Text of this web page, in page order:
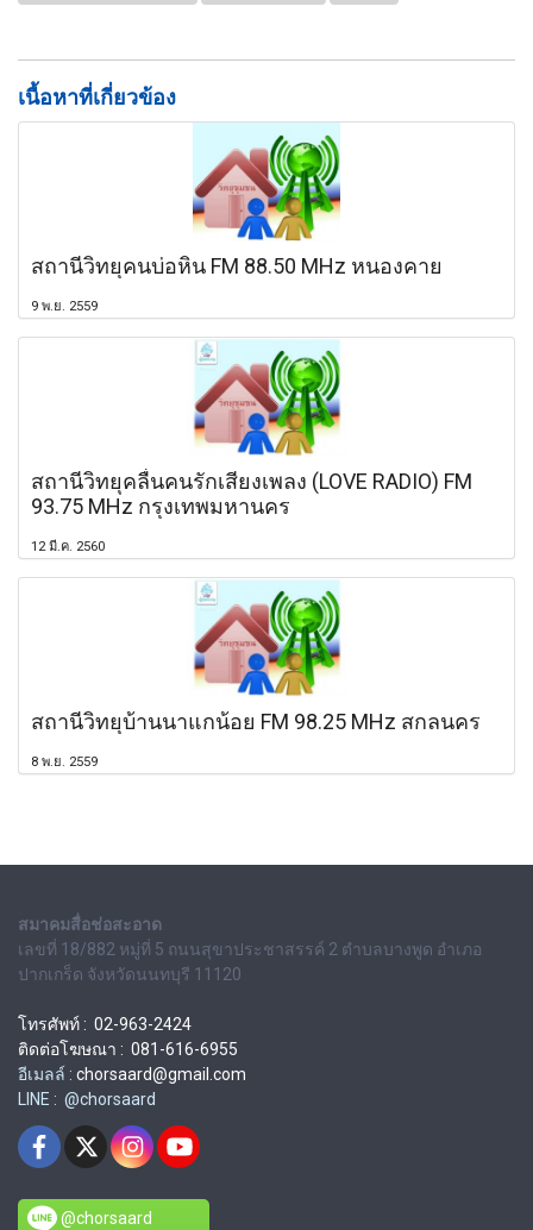
เนื้อหาที่เกี่ยวข้อง
สถานีวิทยุคนบ่อหิน FM 88.50 MHz หนองคาย
9 พ.ย. 2559
สถานีวิทยุคลื่นคนรักเสียงเพลง (LOVE RADIO) FM
93.75 MHz กรุงเทพมหานคร
12 มี.ค. 2560
สถานีวิทยุบ้านนาแกน้อย FM 98.25 MHz สกลนคร
8 พ.ย. 2559
สมาคมสื่อช่อสะอาด
เลขที่ 18/882 หมู่ที่ 5 ถนนสุขาประชาสรรค์ 2 ตำบลบางพูด อำเภอ
ปากเกร็ด จังหวัดนนทบุรี 11120
โทรศัพท์ : 02-963-2424
ติดต่อโฆษณา : 081-616-6955
อีเมลล์ : chorsaard@gmail.com
LINE : @chorsaard
@chorsaard